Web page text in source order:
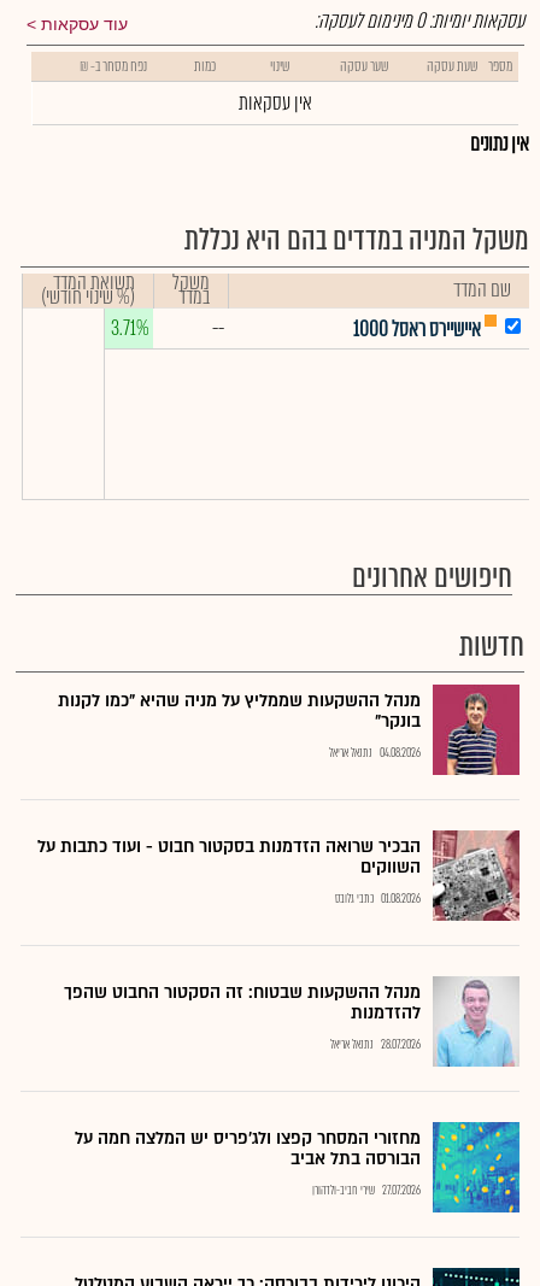
עוד עסקאות עסקאות יומיות:0מינימום לעסקה:
מספר שעת עסקה שער עסקה שינוי כמות נפח מסחר ב- ₪
אין עסקאות
אין נתונים
משקל המניה במדדים בהם היא נכללת
שם המדד משקל
במדד תשואת המדד
(% שינוי חודשי)
איישיירס ראסל 1000
--
3.71%
חיפושים אחרונים
חדשות
מנהל ההשקעות שממליץ על מניה שהיא "כמו לקנות
בונקר"
04.08.2026 נתנאל אריאל
הבכיר שרואה הזדמנות בסקטור חבוט - ועוד כתבות על
השווקים
01.08.2026 כתבי גלובס
מנהל ההשקעות שבטוח: זה הסקטור החבוט שהפך
להזדמנות
28.07.2026 נתנאל אריאל
מחזורי המסחר קפצו ולג'פריס יש המלצה חמה על
הבורסה בתל אביב
27.07.2026 שירי חביב-ולדהורן